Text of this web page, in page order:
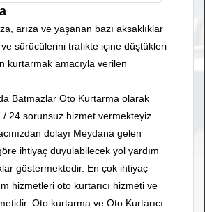
arıza ve yaşanan bazı aksaklıklar
sürücülerini trafikte içine düştükleri
kurtarmak amacıyla verilen
Batmazlar Oto Kurtarma olarak
24 sorunsuz hizmet vermekteyiz.
dolayı Meydana gelen
ihtiyaç duyulabilecek yol yardım
göstermektedir. En çok ihtiyaç
hizmetleri oto kurtarıcı hizmeti ve
Oto kurtarma ve Oto Kurtarıcı